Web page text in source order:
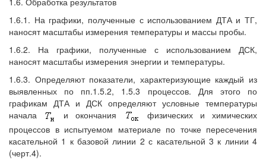
1.6.1. На графики, полученные с использованием ДТА и ТГ,
наносят масштабы измерения температуры и массы пробы.
1.6.2. На графики, полученные с использованием ДСК,
наносят масштабы измерения энергии и температуры.
1.6.3. Определяют показатели, характеризующие каждый из
выявленных по пп.1.5.2, 1.5.3 процессов. Для этого по
графикам ДТА и ДСК определяют условные температуры
начала
и окончания
физических и химических
процессов в испытуемом материале по точке пересечения
касательной 1 к базовой линии 2 с касательной 3 к линии 4
(черт.4).